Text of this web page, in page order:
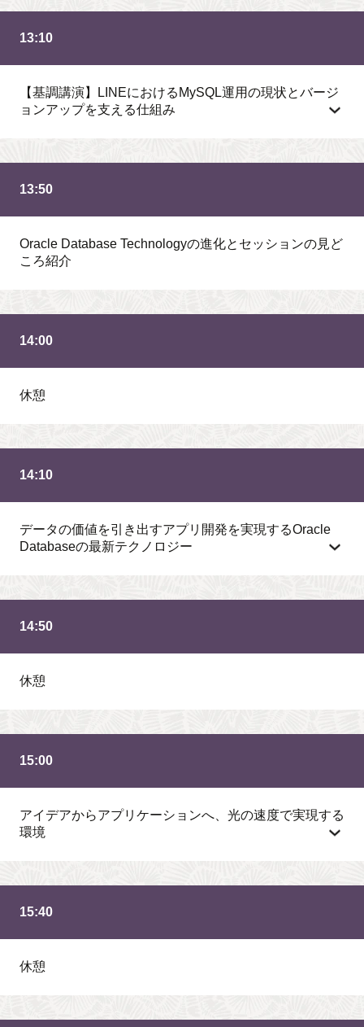
13:10
【基調講演】LINEにおけるMySQL運用の現状とバージ
ョンアップを支える仕組み
13:50
Oracle Database Technologyの進化とセッションの見ど
ころ紹介
14:00
休憩
14:10
データの価値を引き出すアプリ開発を実現するOracle
Databaseの最新テクノロジー
14:50
休憩
15:00
アイデアからアプリケーションへ、光の速度で実現する
環境
15:40
休憩